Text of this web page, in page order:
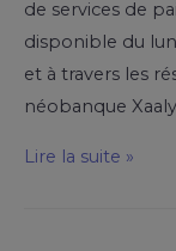
de services de
disponible du
et à travers les
néobanque
Lire la suite »